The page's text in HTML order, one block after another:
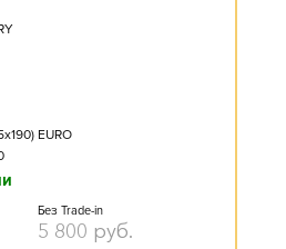
EURO
Без Trade-in
5 800 руб.